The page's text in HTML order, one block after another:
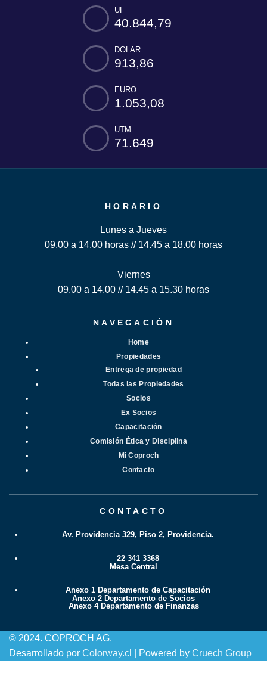
UF
40.844,79
DOLAR
913,86
EURO
1.053,08
UTM
71.649
HORARIO
Lunes a Jueves
09.00 a 14.00 horas // 14.45 a 18.00 horas
Viernes
09.00 a 14.00 // 14.45 a 15.30 horas
NAVEGACIÓN
Home
Propiedades
Entrega de propiedad
Todas las Propiedades
Socios
Ex Socios
Capacitación
Comisión Ética y Disciplina
Mi Coproch
Contacto
CONTACTO
Av. Providencia 329, Piso 2, Providencia.
22 341 3368
Mesa Central
Anexo 1 Departamento de Capacitación
Anexo 2 Departamento de Socios
Anexo 4 Departamento de Finanzas
© 2024. COPROCH AG.
Desarrollado por Colorway.cl | Powered by Cruech Group